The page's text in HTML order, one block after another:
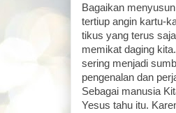
Bagaikan
tertiup angin kartu-
tikus yang terus
memikat daging
sering menjadi
pengenalan dan
Sebagai manusia
Yesus tahu itu.